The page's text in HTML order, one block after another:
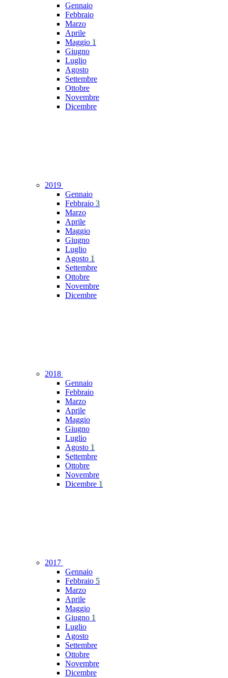
Gennaio
Febbraio
Marzo
Aprile
Maggio 1
Giugno
Luglio
Agosto
Settembre
Ottobre
Novembre
Dicembre
2019
Gennaio
Febbraio 3
Marzo
Aprile
Maggio
Giugno
Luglio
Agosto 1
Settembre
Ottobre
Novembre
Dicembre
2018
Gennaio
Febbraio
Marzo
Aprile
Maggio
Giugno
Luglio
Agosto 1
Settembre
Ottobre
Novembre
Dicembre 1
2017
Gennaio
Febbraio 5
Marzo
Aprile
Maggio
Giugno 1
Luglio
Agosto
Settembre
Ottobre
Novembre
Dicembre